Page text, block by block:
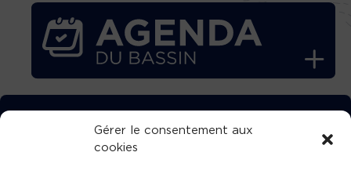
Gérer le consentement aux
cookies
TÉLÉCHARGEZ GRATUITEMENT
L’APPLICATION TVBA !